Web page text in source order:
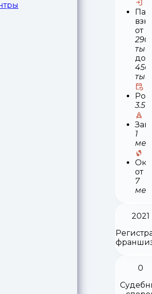
от
290
тыс
до
450
тыс
3.5%
1
от
7
2021
0